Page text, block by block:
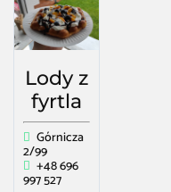
Lody z
fyrtla
Górnicza
2/99
+48 696
997 527